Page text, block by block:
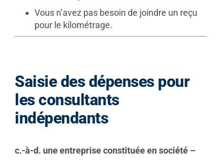
Vous n’avez pas besoin de joindre un reçu
pour le kilométrage.
Saisie des dépenses pour
les consultants
indépendants
c.-à-d. une entreprise constituée en société –